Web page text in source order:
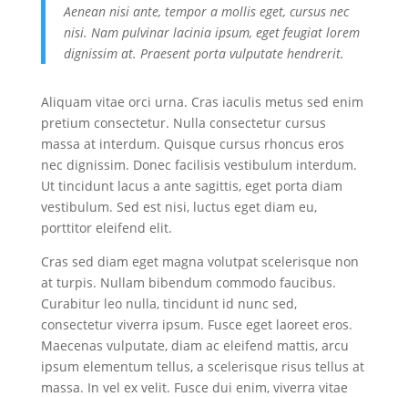
Aenean nisi ante, tempor a mollis eget, cursus nec
nisi. Nam pulvinar lacinia ipsum, eget feugiat lorem
dignissim at. Praesent porta vulputate hendrerit.
Aliquam vitae orci urna. Cras iaculis metus sed enim
pretium consectetur. Nulla consectetur cursus
massa at interdum. Quisque cursus rhoncus eros
nec dignissim. Donec facilisis vestibulum interdum.
Ut tincidunt lacus a ante sagittis, eget porta diam
vestibulum. Sed est nisi, luctus eget diam eu,
porttitor eleifend elit.
Cras sed diam eget magna volutpat scelerisque non
at turpis. Nullam bibendum commodo faucibus.
Curabitur leo nulla, tincidunt id nunc sed,
consectetur viverra ipsum. Fusce eget laoreet eros.
Maecenas vulputate, diam ac eleifend mattis, arcu
ipsum elementum tellus, a scelerisque risus tellus at
massa. In vel ex velit. Fusce dui enim, viverra vitae